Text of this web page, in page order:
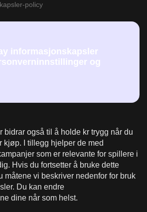
policy
informasjonskapsler
og
bidrar også til å holde kr trygg når du
kjøp. I tillegg hjelper de med
som er relevante for spillere i
Hvis du fortsetter å bruke dette
måtene vi beskriver nedenfor for bruk
Du kan endre
dine når som helst.